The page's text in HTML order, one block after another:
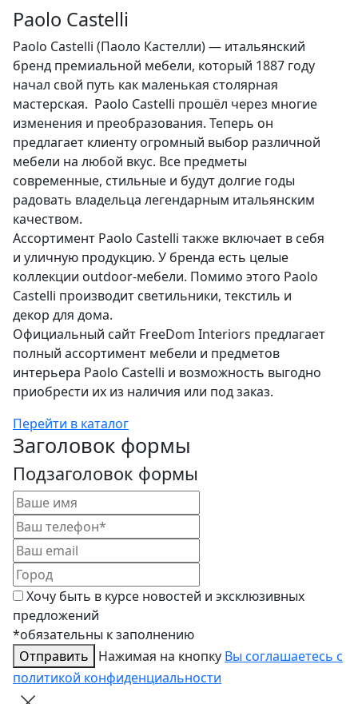
Paolo Castelli
Paolo Castelli (Паоло Кастелли) — итальянский
бренд премиальной мебели, который 1887 году
начал свой путь как маленькая столярная
мастерская. Paolo Castelli прошёл через многие
изменения и преобразования. Теперь он
предлагает клиенту огромный выбор различной
мебели на любой вкус. Все предметы
современные, стильные и будут долгие годы
радовать владельца легендарным итальянским
качеством.
Ассортимент Paolo Castelli также включает в себя
и уличную продукцию. У бренда есть целые
коллекции outdoor-мебели. Помимо этого Paolo
Castelli производит светильники, текстиль и
декор для дома.
Официальный сайт FreeDom Interiors предлагает
полный ассортимент мебели и предметов
интерьера Paolo Castelli и возможность выгодно
приобрести их из наличия или под заказ.
Перейти в каталог
Заголовок формы
Подзаголовок формы
Хочу быть в курсе новостей и эксклюзивных
предложений
*обязательны к заполнению
Отправить
Нажимая на кнопку Вы соглашаетесь с
политикой конфиденциальности